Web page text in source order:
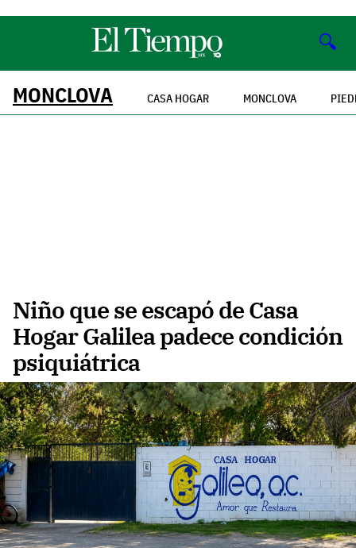
🔍
MONCLOVA CASA HOGAR MONCLOVA
Niño que se escapó de Casa
Hogar Galilea padece condición
psiquiátrica